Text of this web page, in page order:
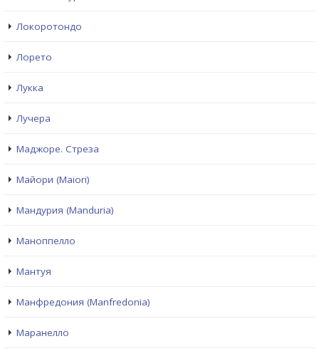
Локоротондо
Лорето
Лукка
Лучера
Маджоре. Стреза
Майори (Maiori)
Мандурия (Manduria)
Маноппелло
Мантуя
Манфредония (Manfredonia)
Маранелло